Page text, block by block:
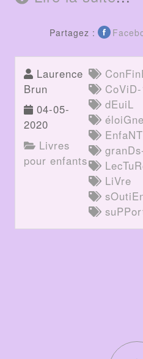
Partagez :
Laurence
Brun
04-05-
2020
Livres
pour enfants
dEuiL
EnfaNT
LiVre